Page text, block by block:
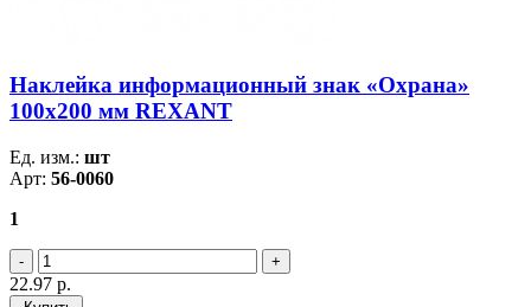
Наклейка информационный знак «Охрана»
100х200 мм REXANT
Ед. изм.: шт
Арт: 56-0060
1
22.97 р.